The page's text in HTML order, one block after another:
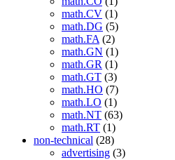
math.CV (1)
math.DG (5)
math.FA (2)
math.GN (1)
math.GR (1)
math.GT (3)
math.HO (7)
math.LO (1)
math.NT (63)
math.RT (1)
non-technical (28)
advertising (3)